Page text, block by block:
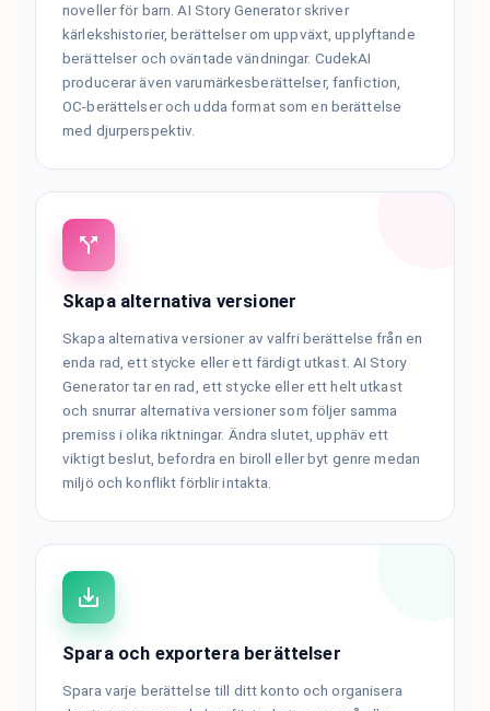
noveller för barn. AI Story Generator skriver
kärlekshistorier, berättelser om uppväxt, upplyftande
berättelser och oväntade vändningar. CudekAI
producerar även varumärkesberättelser, fanfiction,
OC-berättelser och udda format som en berättelse
med djurperspektiv.
Skapa alternativa versioner
Skapa alternativa versioner av valfri berättelse från en
enda rad, ett stycke eller ett färdigt utkast. AI Story
Generator tar en rad, ett stycke eller ett helt utkast
och snurrar alternativa versioner som följer samma
premiss i olika riktningar. Ändra slutet, upphäv ett
viktigt beslut, befordra en biroll eller byt genre medan
miljö och konflikt förblir intakta.
Spara och exportera berättelser
Spara varje berättelse till ditt konto och organisera